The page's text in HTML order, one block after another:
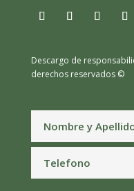
Descargo de
derechos reservados ©